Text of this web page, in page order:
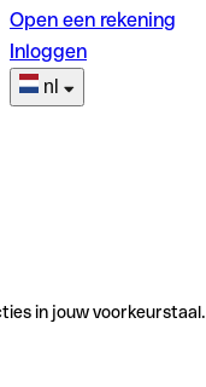
Open een rekening
Inloggen
nl
in jouw voorkeurstaal.